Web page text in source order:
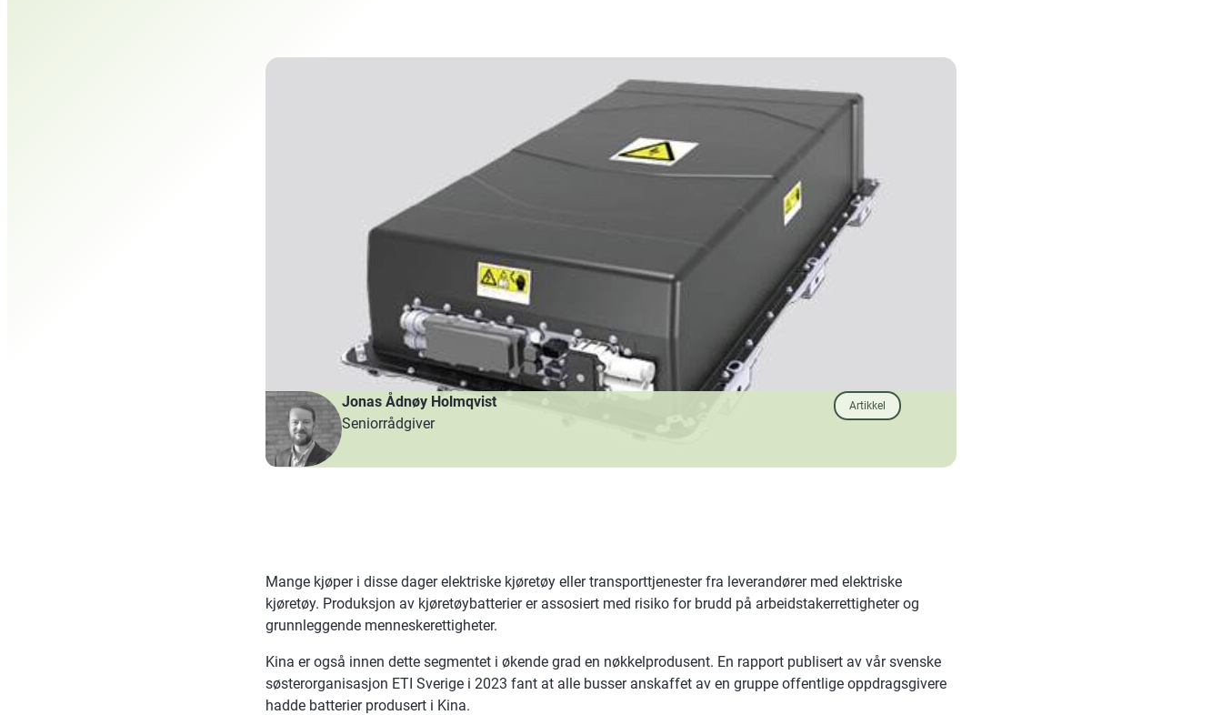
Jonas Ådnøy Holmqvist
Seniorrådgiver
Artikkel
Mange kjøper i disse dager elektriske kjøretøy eller transporttjenester fra leverandører med elektriske
kjøretøy. Produksjon av kjøretøybatterier er assosiert med risiko for brudd på arbeidstakerrettigheter og
grunnleggende menneskerettigheter.
Kina er også innen dette segmentet i økende grad en nøkkelprodusent. En rapport publisert av vår svenske
søsterorganisasjon ETI Sverige i 2023 fant at alle busser anskaffet av en gruppe offentlige oppdragsgivere
hadde batterier produsert i Kina.